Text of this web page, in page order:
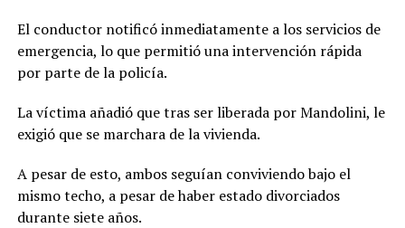
El conductor notificó inmediatamente a los servicios de
emergencia, lo que permitió una intervención rápida
por parte de la policía.
La víctima añadió que tras ser liberada por Mandolini, le
exigió que se marchara de la vivienda.
A pesar de esto, ambos seguían conviviendo bajo el
mismo techo, a pesar de haber estado divorciados
durante siete años.